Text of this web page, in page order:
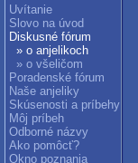
Uvítanie
Slovo na úvod
Diskusné fórum
» o anjelikoch
» o všeličom
Poradenské fórum
Naše anjeliky
Skúsenosti a príbehy
Môj príbeh
Odborné názvy
Ako pomôcť?
Okno poznania